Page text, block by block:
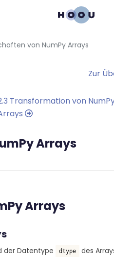
von NumPy Arrays
Zur
Transformation von
Arrays
Arrays
der Datentype dtype
des